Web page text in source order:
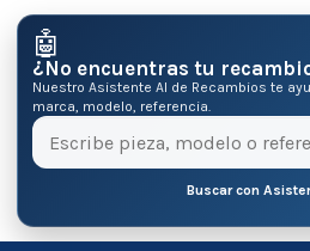
🤖
¿No encuentras tu
Nuestro Asistente AI de Recambios te
marca, modelo, referencia.
Buscar con